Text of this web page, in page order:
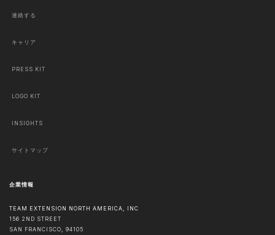
連絡する
キャリア
PRESS KIT
LOGO KIT
INSIGHTS
サイトマップ
企業情報
TEAM EXTENSION NORTH AMERICA, INC
156 2ND STREET
SAN FRANCISCO, 94105